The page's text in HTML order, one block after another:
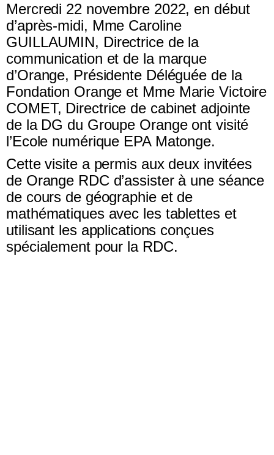
Mercredi 22 novembre 2022, en début
d’après-midi, Mme Caroline
GUILLAUMIN, Directrice de la
communication et de la marque
d’Orange, Présidente Déléguée de la
Fondation Orange et Mme Marie Victoire
COMET, Directrice de cabinet adjointe
de la DG du Groupe Orange ont visité
l’Ecole numérique EPA Matonge.
Cette visite a permis aux deux invitées
de Orange RDC d’assister à une séance
de cours de géographie et de
mathématiques avec les tablettes et
utilisant les applications conçues
spécialement pour la RDC.